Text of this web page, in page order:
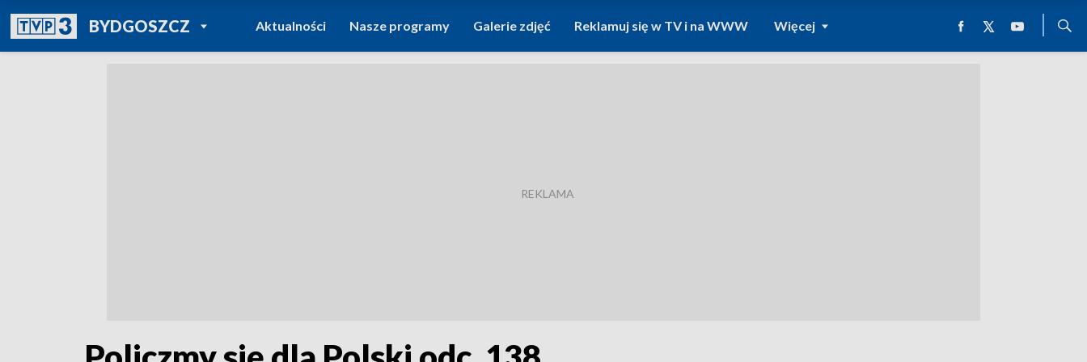
BYDGOSZCZPOWRÓT DO
TVP REGIONY
Aktualności Nasze programy Galerie zdjęć Reklamuj się w TV i na WWW Więcej